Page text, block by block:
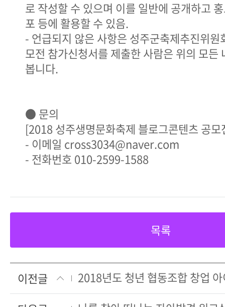
로 작성할 수 있으며 이를 일반에 공개하고
포 등에 활용할 수 있음.
- 언급되지 않은 사항은 성주군축제추진위
모전 참가신청서를 제출한 사람은 위의 모든
봅니다.
● 문의
[2018 성주생명문화축제 블로그콘텐츠 공
- 이메일 cross3034@naver.com
- 전화번호 010-2599-1588
목록
이전글
2018년도 청년 협동조합 창업